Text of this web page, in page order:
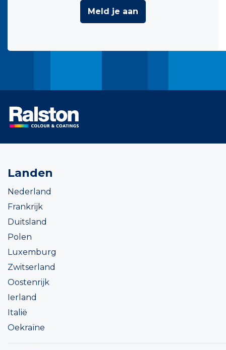
Meld je aan
Landen
Nederland
Frankrijk
Duitsland
Polen
Luxemburg
Zwitserland
Oostenrijk
Ierland
Italië
Oekraïne